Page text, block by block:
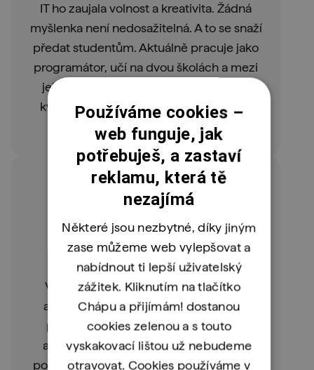
IT ho zaujala volnost a kreativita. Žádná
myšlenka není nedosažitelná. A to se snaží
předat studentům. Aktuálně pracuje jako
programátor, učí na dvou školách a mezi
jeho největší koníčky patří studium AI,
kybernetické bezpečnosti a hackingu.
Viliam Vateha
Front-end Developer v TeamGuru
Viliam vystudoval KISK na MU v Brně
a o programování se začal zajímat při
psaní diplomové práce. Od Pythonu
a krátké fáze automatizovaných testů
postupně přešel k front-endu. Vili ti bude
Používáme cookies –
web funguje, jak
potřebuješ, a zastaví
reklamu, která tě
nezajímá
Některé jsou nezbytné, díky jiným
zase můžeme web vylepšovat a
nabídnout ti lepší uživatelský
zážitek. Kliknutím na tlačítko
Chápu a přijímám! dostanou
cookies zelenou a s touto
vyskakovací lištou už nebudeme
otravovat. Cookies používáme v